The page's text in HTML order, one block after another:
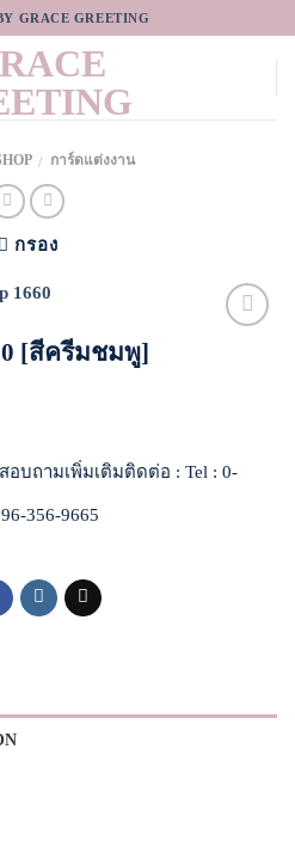
GRACE GREETING
/ การ์ดแต่งงาน
กรอง
[สีครีมชมพู]
สอบถามเพิ่มเติมติดต่อ : Tel : 0-
356-9665